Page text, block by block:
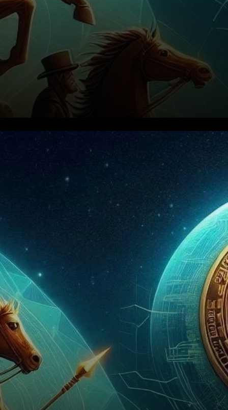
Bitcoin (BTC) montre des
signes de pression au niveau
de support de 65 000 $, alors
que le sentiment du marché
commence à changer à
travers le paysage des
cryptomonnaies.